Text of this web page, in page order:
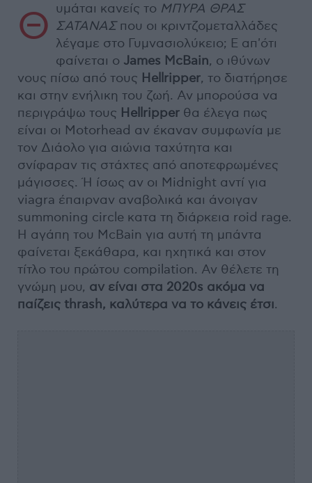
Θ υμάται κανείς το ΜΠΥΡΑ ΘΡΑΣ
ΣΑΤΑΝΑΣπου οι κριντζομεταλλάδες
λέγαμε στο Γυμνασιολύκειο; Ε απ'ότι
φαίνεται ο James McBain, ο ιθύνων
νους πίσω από τους Hellripper, το διατήρησε
και στην ενήλικη του ζωή. Αν μπορούσα να
περιγράψω τους Hellripper θα έλεγα πως
είναι οι Motorhead αν έκαναν συμφωνία με
τον Διάολο για αιώνια ταχύτητα και
σνίφαραν τις στάχτες από αποτεφρωμένες
μάγισσες. Ή ίσως αν οι Midnight αντί για
viagra έπαιρναν αναβολικά και άνοιγαν
summoning circle κατα τη διάρκεια roid rage.
Η αγάπη του McBain για αυτή τη μπάντα
φαίνεται ξεκάθαρα, και ηχητικά και στον
τίτλο του πρώτου compilation. Αν θέλετε τη
γνώμη μου, αν είναι στα 2020s ακόμα να
παίζεις thrash, καλύτερα να το κάνεις έτσι.